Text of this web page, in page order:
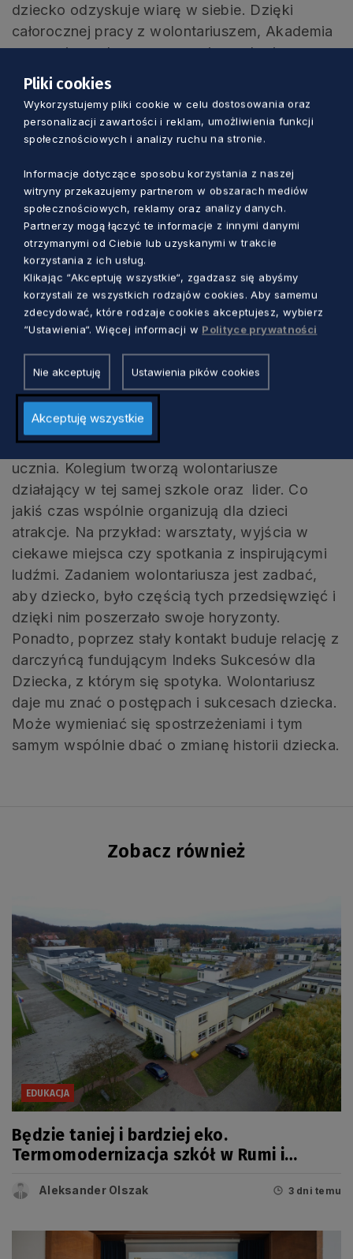
dziecko odzyskuje wiarę w siebie. Dzięki
całorocznej pracy z wolontariuszem, Akademia
zapewnia mądrą pomoc swoim podopiecznym.
W Akademii dziecko jest najważniejsze.
– Wierzymy w jego potencjał. Wiemy,
że zasługuje na czas i uwagę.
Traktujemy je poważnie, jest naszym
partnerem – tłumaczy Artur
Siedziński, specjalista ds. promocji
projektów Szlachetna Paczka i
Akademia Przyszłości.
Zadania wolontariusza Akademii
Przyszłości
Raz w tygodniu spotyka się z dzieckiem
w oparciu o metodologię Akademii oraz
potrzeby dziecka. Towarzyszy mu w zmianie,
wspólnie odkrywa talenty i potencjał młodego
ucznia. Kolegium tworzą wolontariusze
działający w tej samej szkole oraz lider. Co
jakiś czas wspólnie organizują dla dzieci
atrakcje. Na przykład: warsztaty, wyjścia w
ciekawe miejsca czy spotkania z inspirującymi
ludźmi. Zadaniem wolontariusza jest zadbać,
aby dziecko, było częścią tych przedsięwzięć i
dzięki nim poszerzało swoje horyzonty.
Ponadto, poprzez stały kontakt buduje relację z
darczyńcą fundującym Indeks Sukcesów dla
Dziecka, z którym się spotyka. Wolontariusz
daje mu znać o postępach i sukcesach dziecka.
Może wymieniać się spostrzeżeniami i tym
samym wspólnie dbać o zmianę historii dziecka.
Zobacz również
EDUKACJA
Będzie taniej i bardziej eko.
Termomodernizacja szkół w Rumi i
Aleksander Olszak 3 dni temu
Pliki cookies
Wykorzystujemy pliki cookie w celu dostosowania oraz
personalizacji zawartości i reklam, umożliwienia funkcji
społecznościowych i analizy ruchu na stronie.
Informacje dotyczące sposobu korzystania z naszej
witryny przekazujemy partnerom w obszarach mediów
społecznościowych, reklamy oraz analizy danych.
Partnerzy mogą łączyć te informacje z innymi danymi
otrzymanymi od Ciebie lub uzyskanymi w trakcie
korzystania z ich usług.
Klikając “Akceptuję wszystkie“, zgadzasz się abyśmy
korzystali ze wszystkich rodzajów cookies. Aby samemu
zdecydować, które rodzaje cookies akceptujesz, wybierz
“Ustawienia“. Więcej informacji w Polityce prywatności
Nie akceptuję Ustawienia pików cookies
Akceptuję wszystkie